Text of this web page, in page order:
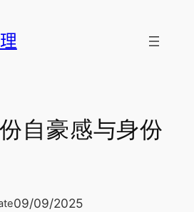
自豪感与身份
09/09/2025